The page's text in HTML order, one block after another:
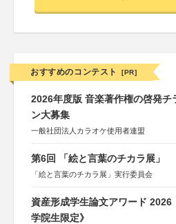
おすすめのコンテスト [PR]
2026年度版 音楽著作権の啓発チ
ン大募集
一般社団法人カラオケ使用者連盟
第6回 「絵と言葉のチカラ展」
「絵と言葉のチカラ展」実行委員会
資産形成学生論文アワード 2026
学院生限定》